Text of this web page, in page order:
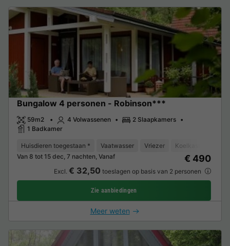
Bungalow 4 personen - Robinson***
59m2 4 Volwassenen
2 Slaapkamers
1 Badkamer
Huisdieren toegestaan * Vaatwasser Vriezer Koelkast
Van 8 tot 15 dec, 7 nachten, Vanaf
€ 490
Excl. € 32,50 toeslagen op basis van 2 personen
Zie aanbiedingen
Meer weten